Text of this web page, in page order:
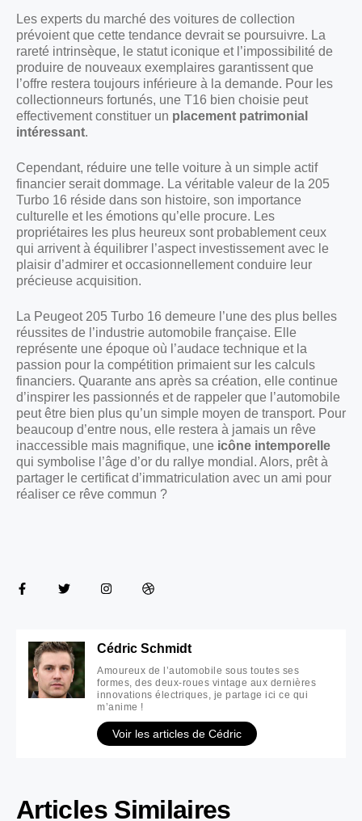
Les experts du marché des voitures de collection
prévoient que cette tendance devrait se poursuivre. La
rareté intrinsèque, le statut iconique et l’impossibilité de
produire de nouveaux exemplaires garantissent que
l’offre restera toujours inférieure à la demande. Pour les
collectionneurs fortunés, une T16 bien choisie peut
effectivement constituer un placement patrimonial
intéressant.
Cependant, réduire une telle voiture à un simple actif
financier serait dommage. La véritable valeur de la 205
Turbo 16 réside dans son histoire, son importance
culturelle et les émotions qu’elle procure. Les
propriétaires les plus heureux sont probablement ceux
qui arrivent à équilibrer l’aspect investissement avec le
plaisir d’admirer et occasionnellement conduire leur
précieuse acquisition.
La Peugeot 205 Turbo 16 demeure l’une des plus belles
réussites de l’industrie automobile française. Elle
représente une époque où l’audace technique et la
passion pour la compétition primaient sur les calculs
financiers. Quarante ans après sa création, elle continue
d’inspirer les passionnés et de rappeler que l’automobile
peut être bien plus qu’un simple moyen de transport. Pour
beaucoup d’entre nous, elle restera à jamais un rêve
inaccessible mais magnifique, une icône intemporelle
qui symbolise l’âge d’or du rallye mondial. Alors, prêt à
partager le certificat d’immatriculation avec un ami pour
réaliser ce rêve commun ?
Cédric Schmidt
Amoureux de l’automobile sous toutes ses
formes, des deux-roues vintage aux dernières
innovations électriques, je partage ici ce qui
m’anime !
Voir les articles de Cédric
Articles Similaires